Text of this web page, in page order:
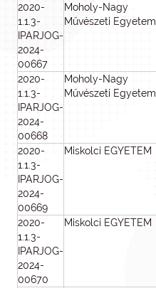
2020-
1.1.3-
IPARJOG-
2024-
00667
Moholy-Nagy
Művészeti Egyetem
2020-
1.1.3-
IPARJOG-
2024-
00668
Moholy-Nagy
Művészeti Egyetem
2020-
1.1.3-
IPARJOG-
2024-
00669
Miskolci EGYETEM
2020-
1.1.3-
IPARJOG-
2024-
00670
Miskolci EGYETEM